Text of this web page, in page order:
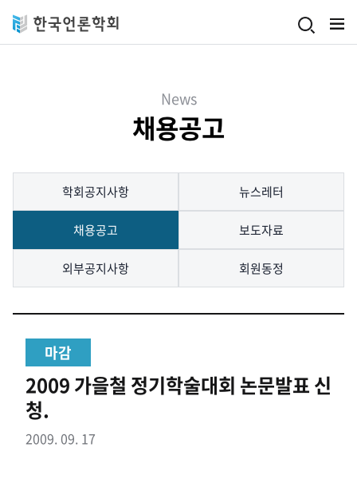
News
채용공고
학회공지사항 뉴스레터
채용공고 보도자료
외부공지사항 회원동정
마감
2009 가을철 정기학술대회 논문발표 신
청.
2009. 09. 17